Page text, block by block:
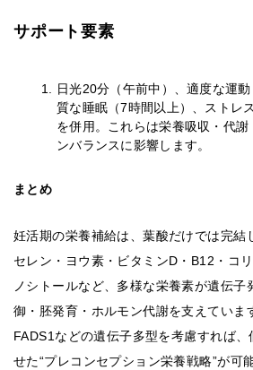
サポート要素
日光20分（午前中）、適度な運
質な睡眠（7時間以上）、ストレ
を併用。これらは栄養吸収・代
ンバランスに影響します。
まとめ
妊活期の栄養補給は、葉酸だけでは完結
セレン・ヨウ素・ビタミンD・B12・コ
ノシトールなど、多様な栄養素が遺伝子
御・胚発育・ホルモン代謝を支えていま
FADS1などの遺伝子多型を考慮すれば
せた“プレコンセプション栄養戦略”が可